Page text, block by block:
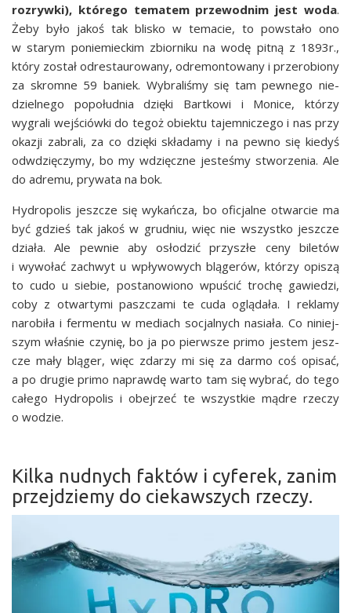
roz­ryw­ki), któ­re­go tema­tem prze­wod­nim jest woda.
Żeby było jakoś tak bli­sko w tema­cie, to powsta­ło ono
w sta­rym ponie­miec­kim zbior­ni­ku na wodę pit­ną z 1893r.,
któ­ry został odre­stau­ro­wa­ny, odre­mon­to­wa­ny i prze­ro­bio­ny
za skrom­ne 59 baniek. Wybra­li­śmy się tam pew­ne­go nie­
dziel­ne­go popo­łu­dnia dzię­ki Bart­ko­wi i Moni­ce, któ­rzy
wygra­li wej­ściów­ki do tegoż obiek­tu tajem­ni­cze­go i nas przy
oka­zji zabra­li, za co dzię­ki skła­da­my i na pew­no się kie­dyś
odwdzię­czy­my, bo my wdzięcz­ne jeste­śmy stwo­rze­nia. Ale
do adre­mu, pry­wa­ta na bok.
Hydro­po­lis jesz­cze się wykań­cza, bo ofi­cjal­ne otwar­cie ma
być gdzieś tak jakoś w grud­niu, więc nie wszyst­ko jesz­cze
dzia­ła. Ale pew­nie aby osło­dzić przy­szłe ceny bile­tów
i wywo­łać zachwyt u wpły­wo­wych blą­ge­rów, któ­rzy opi­szą
to cudo u sie­bie, posta­no­wio­no wpu­ścić tro­chę gawie­dzi,
coby z otwar­ty­mi pasz­cza­mi te cuda oglą­da­ła. I rekla­my
naro­bi­ła i fer­men­tu w mediach socjal­nych nasia­ła. Co niniej­
szym wła­śnie czy­nię, bo ja po pierw­sze pri­mo jestem jesz­
cze mały blą­ger, więc zda­rzy mi się za dar­mo coś opi­sać,
a po dru­gie pri­mo napraw­dę war­to tam się wybrać, do tego
całe­go Hydro­po­lis i obej­rzeć te wszyst­kie mądre rze­czy
o wodzie.
Kilka nudnych faktów i cyferek, zanim
przejdziemy do ciekawszych rzeczy.